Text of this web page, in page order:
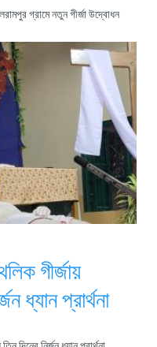
গ্রামে নতুন গীর্জা উদ্বোধন
গীর্জায়
ধ্যান প্রার্থনা